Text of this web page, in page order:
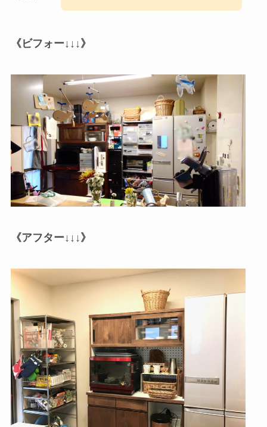
《ビフォー↓↓↓》
《アフター↓↓↓》